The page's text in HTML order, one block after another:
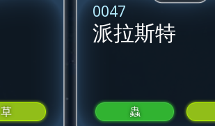
草
0047
派拉斯特
蟲